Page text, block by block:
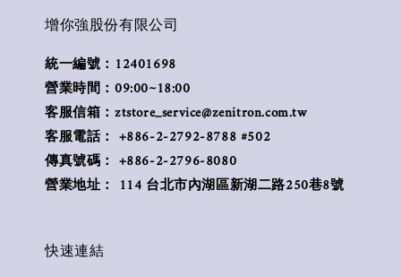
增你強股份有限公司
統一編號：12401698
營業時間：09:00~18:00
客服信箱：ztstore_service@zenitron.com.tw
客服電話： +886-2-2792-8788 #502
傳真號碼： +886-2-2796-8080
營業地址： 114 台北市內湖區新湖二路250巷8號
快速連結